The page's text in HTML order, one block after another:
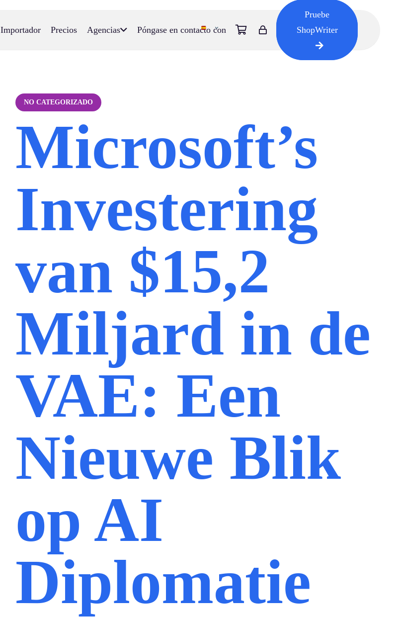
Importador Precios Agencias Póngase en contacto con
Pruebe
ShopWriter
NO CATEGORIZADO
Microsoft’s
Investering
van $15,2
Miljard in de
VAE: Een
Nieuwe Blik
op AI
Diplomatie